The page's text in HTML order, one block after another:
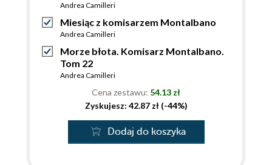
Andrea Camilleri
Miesiąc z komisarzem Montalbano
Andrea Camilleri
Morze błota. Komisarz Montalbano.
Tom 22
Andrea Camilleri
Cena zestawu: 54.13 zł
Zyskujesz: 42.87 zł (-44%)
Dodaj do koszyka